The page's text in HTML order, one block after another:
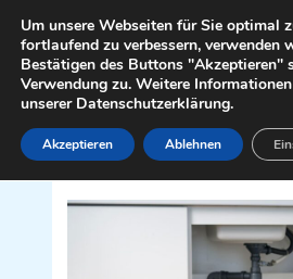
Inhalt
springen
Sanitär Installateur für
Um unsere Webseiten für Sie optimal
fortlaufend zu verbessern, verwenden
Bestätigen des Buttons "Akzeptieren"
Verwendung zu. Weitere
unserer Datenschutzerklärung.
Akzeptieren Ablehnen